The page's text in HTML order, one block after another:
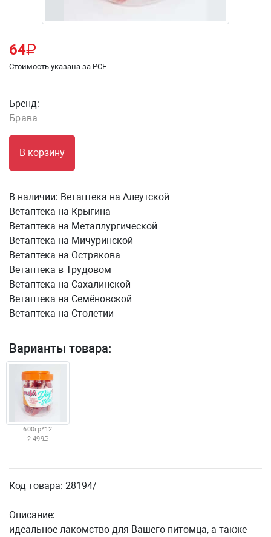
64
Стоимость указана за PCE
Бренд:
Брава
В корзину
В наличии: Ветаптека на Алеутской
Ветаптека на Крыгина
Ветаптека на Металлургической
Ветаптека на Мичуринской
Ветаптека на Острякова
Ветаптека в Трудовом
Ветаптека на Сахалинской
Ветаптека на Семёновской
Ветаптека на Столетии
Варианты товара:
600гр*12
2 499
Код товара: 28194/
Описание:
идеальное лакомство для Вашего питомца, а также